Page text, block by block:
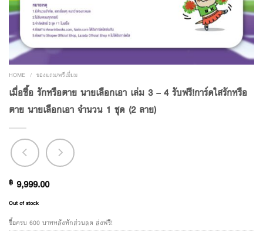
HOME / ของแถม/พรีเมี่ยม
เมื่อซื้อ รักหรือตาย นายเลือกเอา เล่ม 3 – 4 รับฟรี!การ์ดใสรักหรือ
ตาย นายเลือกเอา จำนวน 1 ชุด (2 ลาย)
฿ 9,999.00
Out of stock
ซื้อครบ 600 บาทหลังหักส่วนลด ส่งฟรี!